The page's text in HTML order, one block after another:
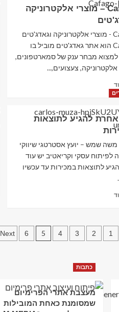
DHgate
–
החנות
המקוונת
בסין
Cafago – מוצרי אלקטרוניקה
Cafago - מוצרי אלקטרוניקה וגאדג'טים
Cafago הוא אתר גאדג'טים מוביל בו
למצוא מבחר ענק של סמארטפונים,
אלקטרוניקה, צעצועים,...
Read
more
Cafago
–
מוצרי
אלקטרוניקה
וגאדג'טים
להגיע לתוצאות
שמש – יועץ אסטרטגי שיווקי
לפיתוח עסקי וקריאטיב יש עוד
לתוצאות במכירות עד עכשיו
Read
אחרת
להגיע
במכירות
1
2
3
4
5
6
Next
כתבות
מעצבת אתרי הפרימיום
שמסומנת כאחת המובילות